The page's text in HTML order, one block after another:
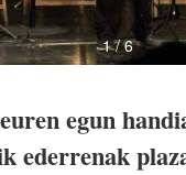
egun
ederrenak